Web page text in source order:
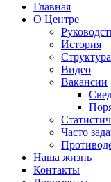
Главная
О Центре
История
Структура
Видео
Вакансии
Часто
Наша жизнь
Контакты